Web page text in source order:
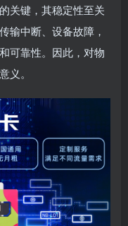
关键，其稳定性至关
输中断、设备故障，
可靠性。因此，对物
义。